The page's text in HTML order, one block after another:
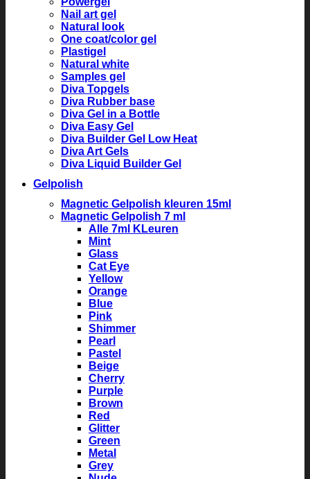
Nail art gel
Natural look
One coat/color gel
Plastigel
Natural white
Samples gel
Diva Topgels
Diva Rubber base
Diva Gel in a Bottle
Diva Easy Gel
Diva Builder Gel Low Heat
Diva Art Gels
Diva Liquid Builder Gel
Gelpolish
Magnetic Gelpolish kleuren 15ml
Magnetic Gelpolish 7 ml
Alle 7ml KLeuren
Mint
Glass
Cat Eye
Yellow
Orange
Blue
Pink
Shimmer
Pearl
Pastel
Beige
Cherry
Purple
Brown
Red
Glitter
Green
Metal
Grey